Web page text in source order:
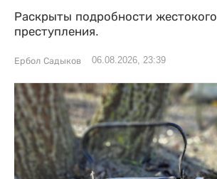
Раскрыты подробности жестокого
преступления.
Ербол Садыков 06.08.2026, 23:39